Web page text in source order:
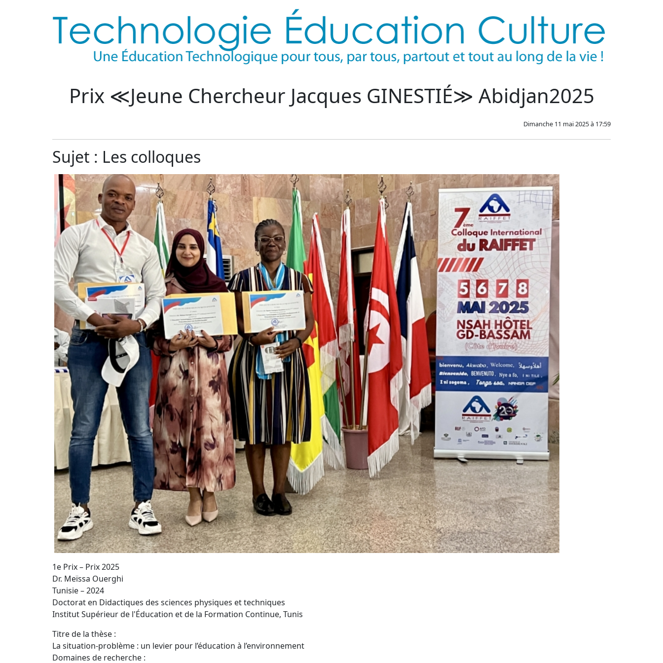
Prix ≪Jeune Chercheur Jacques GINESTIÉ≫ Abidjan2025
Dimanche 11 mai 2025 à 17:59
Sujet : Les colloques
1e Prix – Prix 2025
Dr. Meïssa Ouerghi
Tunisie – 2024
Doctorat en Didactiques des sciences physiques et techniques
Institut Supérieur de l'Éducation et de la Formation Continue, Tunis
Titre de la thèse :
La situation-problème : un levier pour l’éducation à l’environnement
Domaines de recherche :